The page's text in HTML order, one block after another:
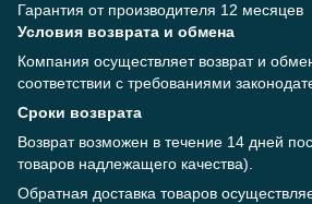
Гарантия от производителя 12 месяцев
Условия возврата и обмена
Компания осуществляет возврат и
соответствии с требованиями
Сроки возврата
Возврат возможен в течение 14 дней
товаров надлежащего качества).
Обратная доставка товаров